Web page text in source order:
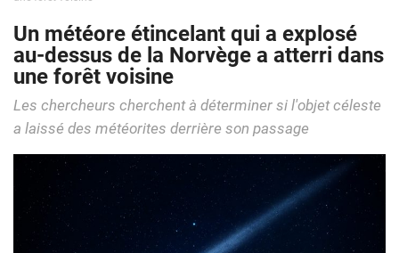
Un météore étincelant qui a explosé
au-dessus de la Norvège a atterri dans
une forêt voisine
Les chercheurs cherchent à déterminer si l'objet céleste
a laissé des météorites derrière son passage